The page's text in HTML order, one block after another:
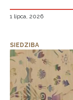
1 lipca, 2026
SIEDZIBA